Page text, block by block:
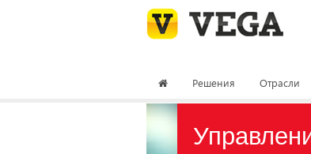
Решения Отрасли